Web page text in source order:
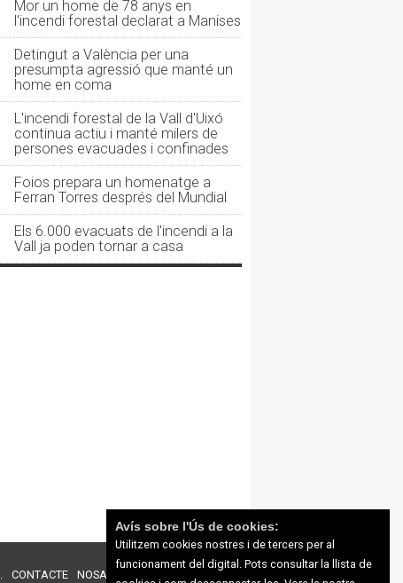
Mor un home de 78 anys en
l'incendi forestal declarat a Manises
Detingut a València per una
presumpta agressió que manté un
home en coma
L'incendi forestal de la Vall d'Uixó
continua actiu i manté milers de
persones evacuades i confinades
Foios prepara un homenatge a
Ferran Torres després del Mundial
Els 6.000 evacuats de l'incendi a la
Vall ja poden tornar a casa
CONTACTE NOSALTRES
Avís sobre l'Ús de cookies:
Utilitzem cookies nostres i de tercers per al
funcionament del digital. Pots consultar la llista de